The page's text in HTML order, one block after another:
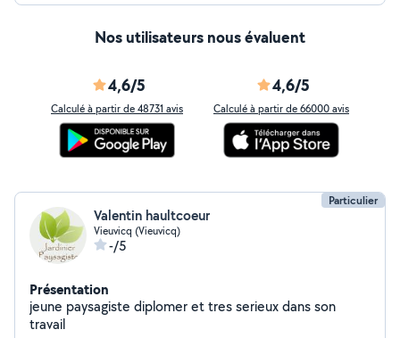
Nos utilisateurs nous évaluent
4,6/5
Calculé à partir de 48731 avis
4,6/5
Calculé à partir de 66000 avis
Particulier
Valentin haultcoeur
Vieuvicq (Vieuvicq)
-/5
Présentation
jeune paysagiste diplomer et tres serieux dans son
travail